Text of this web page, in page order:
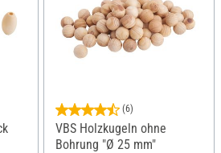
(6)
VBS Holzkugeln ohne
Bohrung "Ø 25 mm"